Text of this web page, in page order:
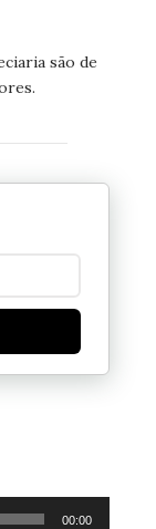
são de
00:00